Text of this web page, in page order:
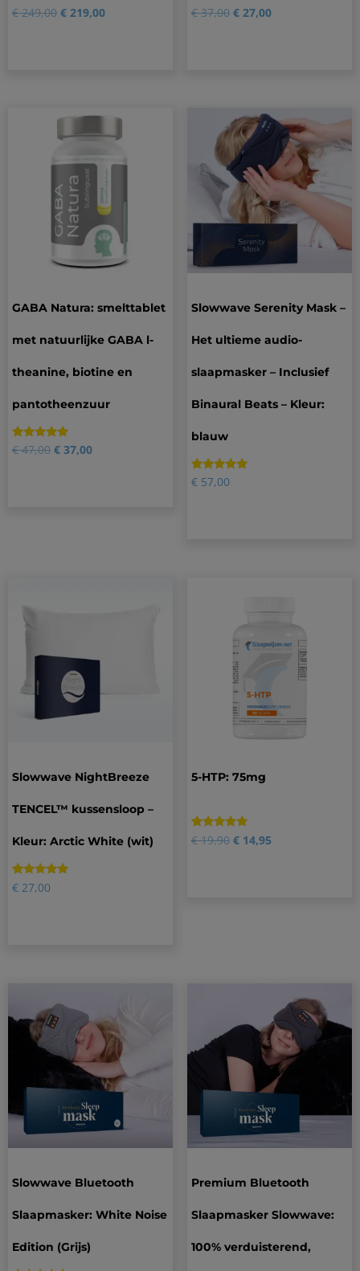
Gewaardeerd
4.88
138
€249,00 € 219,00
Gewaardeerd
5.00
1
€37,00 €27,00
GABA Natura: smelttablet
met natuurlijke GABA l-
theanine, biotine en
pantotheenzuur
Gewaardeerd
5.00
1
€47,00 € 37,00
Slowwave Serenity Mask –
Het ultieme audio-
slaapmasker – Inclusief
Binaural Beats – Kleur:
blauw
Gewaardeerd
4.80
35
€57,00
Slowwave NightBreeze
TENCEL™ kussensloop –
Kleur: Arctic White (wit)
Gewaardeerd
4.92
12
€ 27,00
5-HTP: 75mg
Gewaardeerd
5.00
1
€19,90 €14,95
Slowwave Bluetooth
Slaapmasker: White Noise
Edition (Grijs)
Premium Bluetooth
Slaapmasker Slowwave:
100% verduisterend,